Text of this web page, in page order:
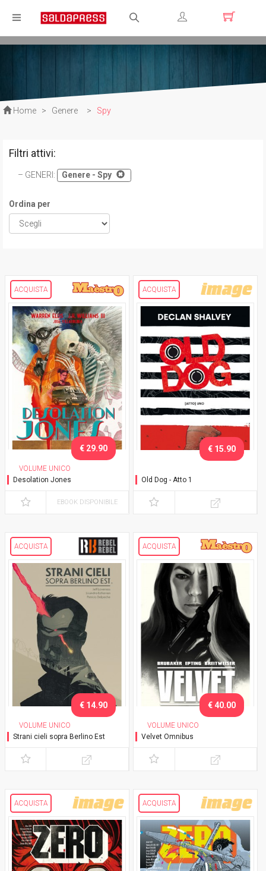
Registrati
Home > Genere > Spy
Filtri attivi:
GENERI : Genere - Spy
Ordina per
ACQUISTA
VOLUME UNICO
Desolation Jones
€ 29.90
EBOOK DISPONIBILE
ACQUISTA
Old Dog - Atto 1
€ 15.90
ACQUISTA
VOLUME UNICO
Strani cieli sopra Berlino Est
€ 14.90
ACQUISTA
VOLUME UNICO
Velvet Omnibus
€ 40.00
ACQUISTA ACQUISTA